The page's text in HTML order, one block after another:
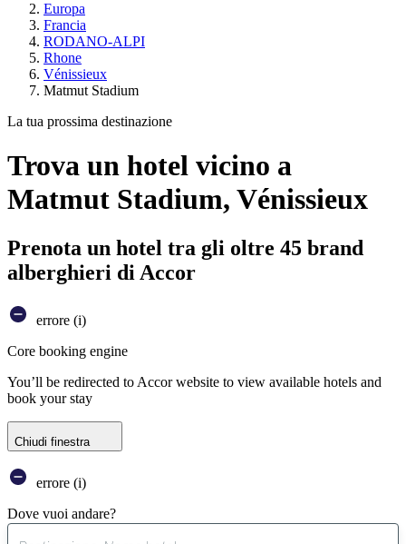
Europa
Francia
RODANO-ALPI
Rhone
Vénissieux
Matmut Stadium
La tua prossima destinazione
Trova un hotel vicino a
Matmut Stadium, Vénissieux
Prenota un hotel tra gli oltre 45 brand
alberghieri di Accor
errore (i)
Core booking engine
You’ll be redirected to Accor website to view available hotels and
book your stay
Chiudi finestra
errore (i)
Dove vuoi andare?